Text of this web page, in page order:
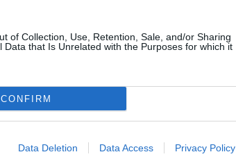
of Collection, Use, Retention, Sale, and/or Sharing
Data that Is Unrelated with the Purposes for which it
CONFIRM
Data Deletion Data Access Privacy Policy